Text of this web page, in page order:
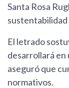
Santa Rosa
sustentabilidad
El letrado
desarrollará en
aseguró que
normativos.